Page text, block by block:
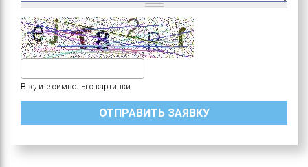
Введите символы с картинки.